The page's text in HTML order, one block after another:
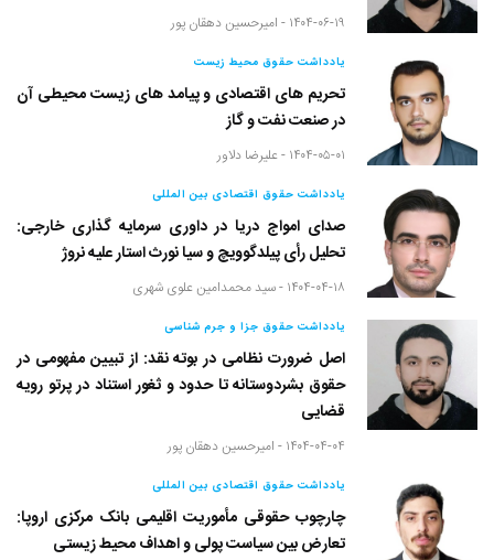
۱۴۰۴-۰۶-۱۹ - امیرحسین دهقان پور
یادداشت حقوق محیط زیست
تحریم های اقتصادی و پیامد های زیست محیطی آن
در صنعت نفت و گاز
۱۴۰۴-۰۵-۰۱ - علیرضا دلاور
یادداشت حقوق اقتصادی بین المللی
صدای امواج دریا در داوری سرمایه گذاری خارجی:
تحلیل رأی پیلدگوویچ و سیا نورث استار علیه نروژ
۱۴۰۴-۰۴-۱۸ - سید محمدامین علوی شهری
یادداشت حقوق جزا و جرم شناسی
اصل ضرورت نظامی در بوته نقد: از تبیین مفهومی در
حقوق بشردوستانه تا حدود و ثغور استناد در پرتو رویه
قضایی
۱۴۰۴-۰۴-۰۴ - امیرحسین دهقان پور
یادداشت حقوق اقتصادی بین المللی
چارچوب حقوقی مأموریت اقلیمی بانک مرکزی اروپا:
تعارض بین سیاست پولی و اهداف محیط زیستی